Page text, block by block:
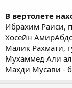
В вертолете
Ибрахим Раиси,
Хосейн
Малик Рахмати,
Мухаммед Али
Махди Мусави -